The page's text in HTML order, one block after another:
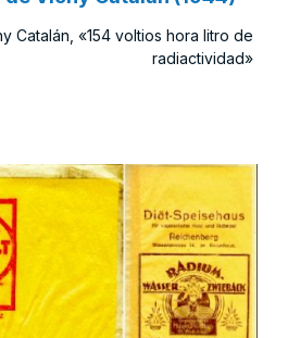
Catalán, «154 voltios hora litro de
radiactividad»